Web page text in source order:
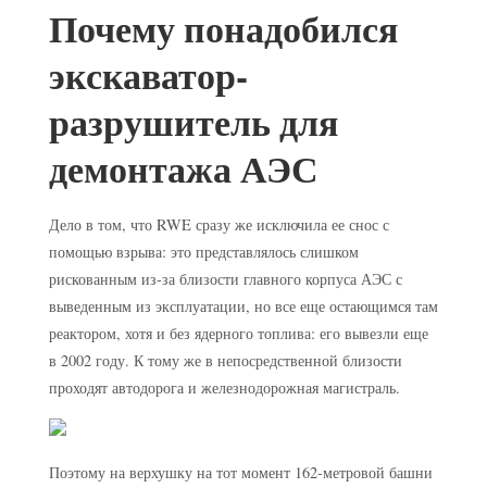
Почему понадобился
экскаватор-
разрушитель для
демонтажа АЭС
Дело в том, что RWE сразу же исключила ее снос с
помощью взрыва: это представлялось слишком
рискованным из-за близости главного корпуса АЭС с
выведенным из эксплуатации, но все еще остающимся там
реактором, хотя и без ядерного топлива: его вывезли еще
в 2002 году. К тому же в непосредственной близости
проходят автодорога и железнодорожная магистраль.
Поэтому на верхушку на тот момент 162-метровой башни